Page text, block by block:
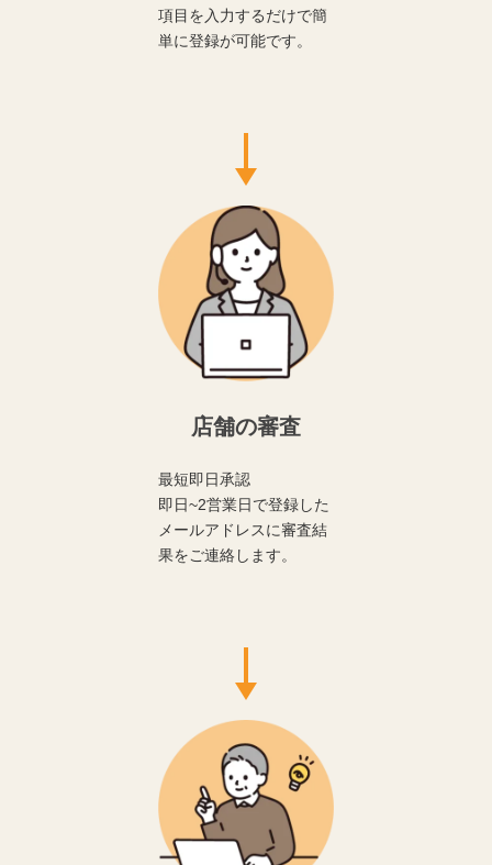
項目を入力するだけで簡
単に登録が可能です。
店舗の審査
最短即日承認
即日~2営業日で登録した
メールアドレスに審査結
果をご連絡します。